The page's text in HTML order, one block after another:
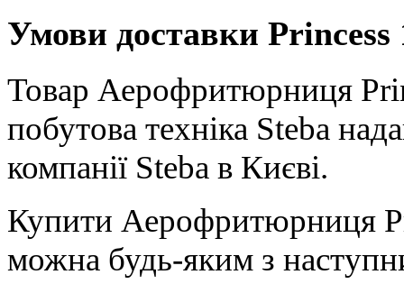
Умови доставки
Товар Аерофритюрниця
побутова техніка Steba
компанії Steba в Києві.
Купити Аерофритюрниця
можна будь-яким з